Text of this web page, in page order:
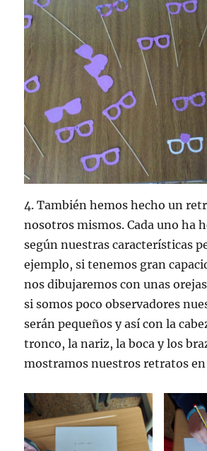
4. También hemos hecho un
nosotros mismos. Cada uno ha
según nuestras características
ejemplo, si tenemos gran
nos dibujaremos con unas
si somos poco observadores
serán pequeños y así con la
tronco, la nariz, la boca y los
mostramos nuestros retratos